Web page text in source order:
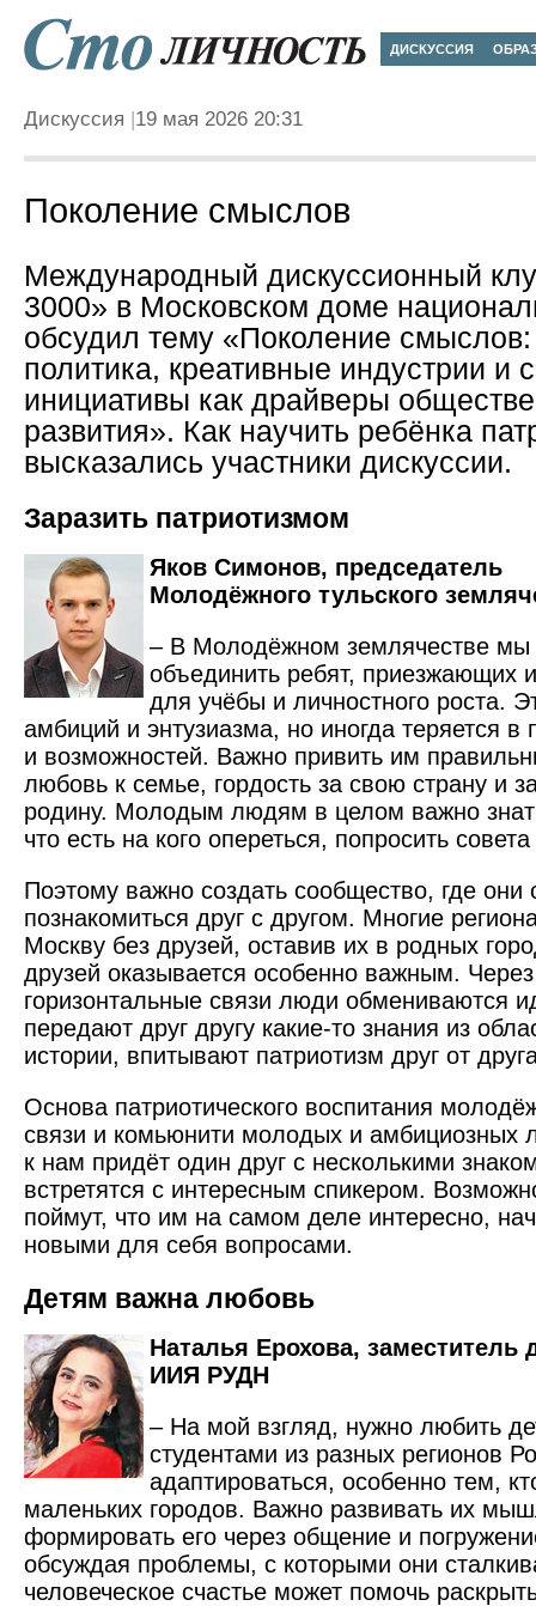
ДИСКУССИЯ
Дискуссия 19 мая 2026 20:31
Поколение смыслов
Международный дискуссионный
3000» в Московском доме
обсудил тему «Поколение
политика, креативные индустрии и
инициативы как драйверы
развития». Как научить ребёнка
высказались участники дискуссии.
Заразить патриотизмом
Яков Симонов, председатель
Молодёжного тульского
– В Молодёжном землячестве мы
объединить ребят, приезжающих
для учёбы и личностного роста.
амбиций и энтузиазма, но иногда теряется
и возможностей. Важно привить им
любовь к семье, гордость за свою страну и
родину. Молодым людям в целом важно
что есть на кого опереться, попросить
Поэтому важно создать сообщество, где они
познакомиться друг с другом. Многие
Москву без друзей, оставив их в родных
друзей оказывается особенно важным.
горизонтальные связи люди обмениваются
передают друг другу какие-то знания из
истории, впитывают патриотизм друг от
Основа патриотического воспитания
связи и комьюнити молодых и амбициозных
к нам придёт один друг с несколькими
встретятся с интересным спикером.
поймут, что им на самом деле интересно,
новыми для себя вопросами.
Детям важна любовь
Наталья Ерохова, заместитель
ИИЯ РУДН
– На мой взгляд, нужно любить
студентами из разных регионов
адаптироваться, особенно тем,
маленьких городов. Важно развивать их
формировать его через общение и
обсуждая проблемы, с которыми они
человеческое счастье может помочь